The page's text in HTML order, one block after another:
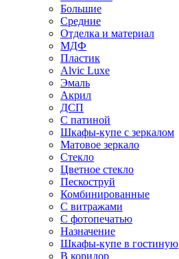
Большие
Средние
Отделка и материал
МДФ
Пластик
Alvic Luxe
Эмаль
Акрил
ДСП
С патиной
Шкафы-купе с зеркалом
Матовое зеркало
Стекло
Цветное стекло
Пескоструй
Комбинированные
С витражами
С фотопечатью
Назначение
Шкафы-купе в гостиную
В коридор